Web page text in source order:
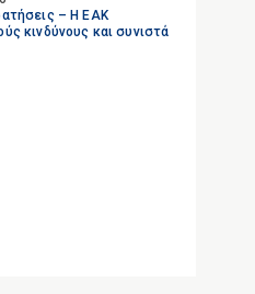
– Η ΕΑΚ
κινδύνους και συνιστά